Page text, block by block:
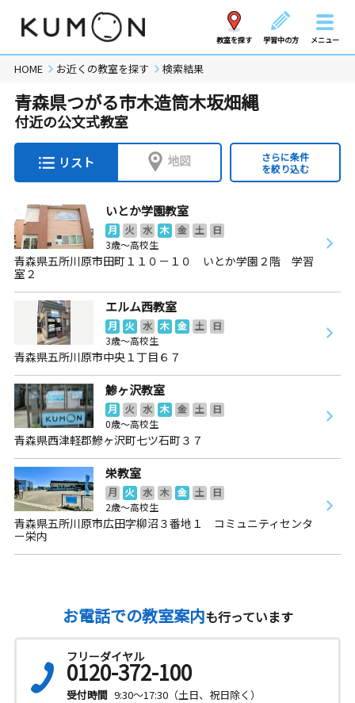
教室を探す 学習中の方 メニュー
HOME お近くの教室を探す 検索結果
青森県つがる市木造筒木坂畑縄
付近の公文式教室
リスト 地図
さらに条件
を絞り込む
いとか学園教室
月 火 水 木 金 土
日
3歳～高校生
青森県五所川原市田町１１０－１０ いとか学園２階 学習
室２
エルム西教室
月 火 水 木 金 土
日
3歳～高校生
青森県五所川原市中央１丁目６７
鯵ヶ沢教室
月 火 水 木 金 土
日
0歳～高校生
青森県西津軽郡鰺ヶ沢町七ツ石町３７
栄教室
月 火 水 木 金 土
日
2歳～高校生
青森県五所川原市広田字柳沼３番地１ コミュニティセンタ
ー栄内
お電話での教室案内も行っています
フリーダイヤル
0120-372-100
受付時間 9:30～17:30（土日、祝日除く）